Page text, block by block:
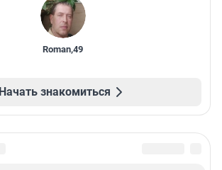
Roman,49
Начать знакомиться